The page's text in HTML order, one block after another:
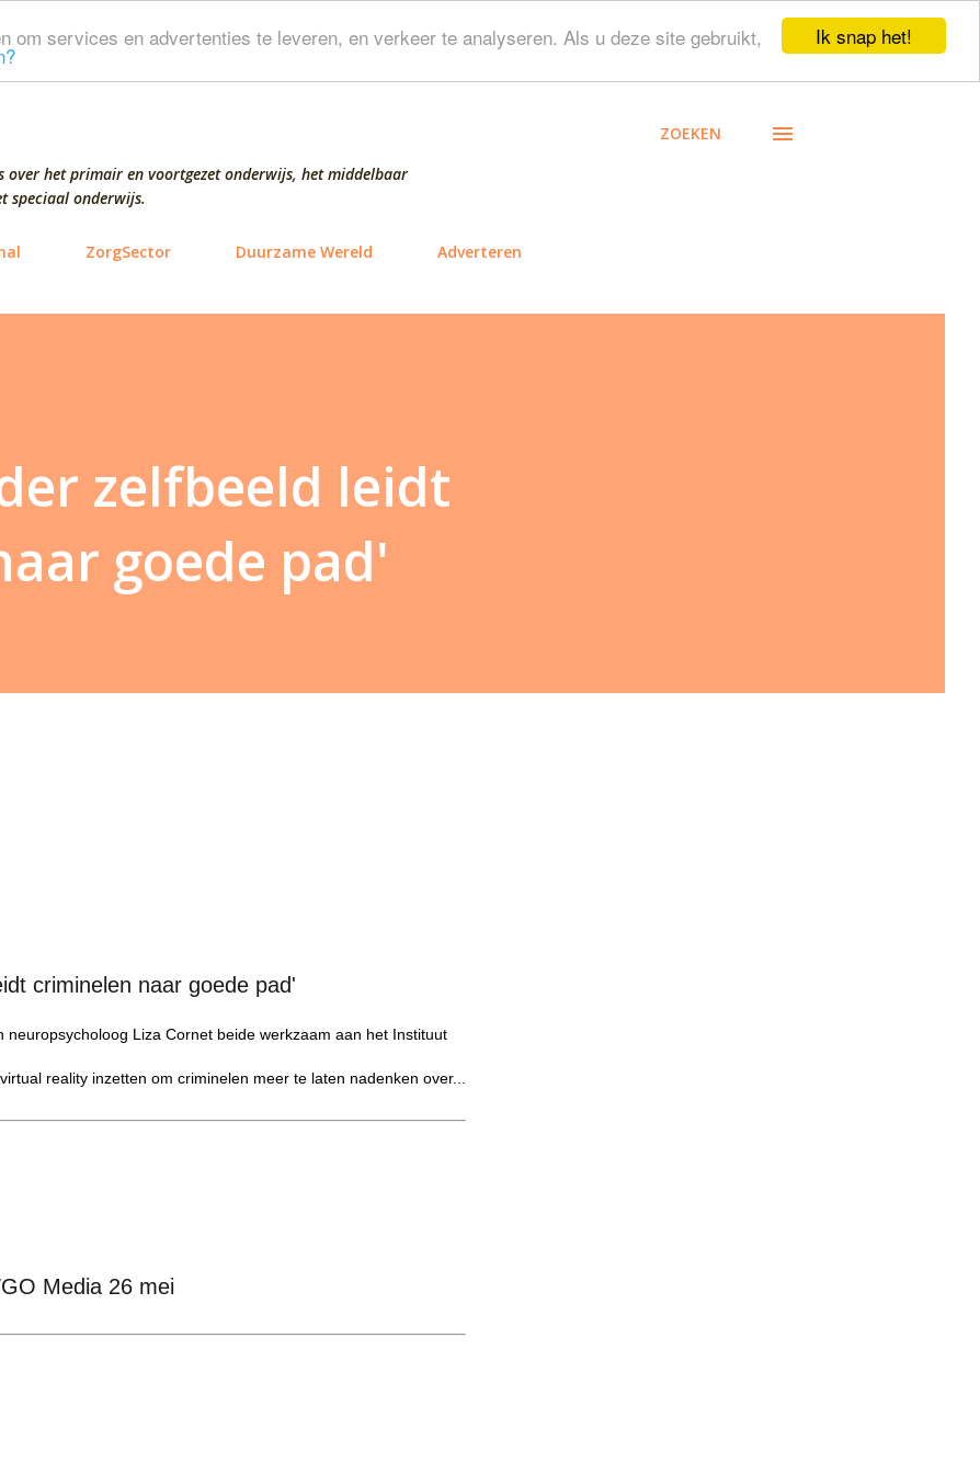
Ik snap het!
om services en advertenties te leveren, en verkeer te analyseren. Als u deze site gebruikt,
Doorgaan naar hoofdcontent
over het primair en voortgezet onderwijs, het middelbaar
speciaal onderwijs.
ZOEKEN
ZorgSector Duurzame Wereld Adverteren
zelfbeeld leidt
goede pad'
criminelen naar goede pad'
Liza Cornet beide werkzaam aan het Instituut
reality inzetten om criminelen meer te laten nadenken over...
Media 26 mei